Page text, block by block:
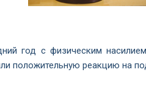
год с физическим
положительную реакцию на